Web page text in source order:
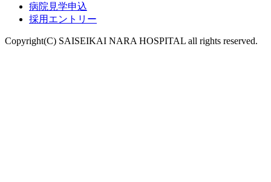
病院見学申込
採用エントリー
Copyright(C) SAISEIKAI NARA HOSPITAL all rights reserved.